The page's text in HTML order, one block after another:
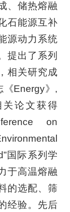
、储热熔融
石能源互补
源动力系统
提出了系列
相关研究成
《Energy》,
关论文获得
on
国际系列学
于高温熔融
的选配、筛
经验。先后